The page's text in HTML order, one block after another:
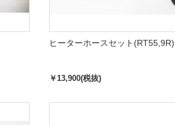
ヒーターホースセット(RT55,9R)
￥13,900(税抜)